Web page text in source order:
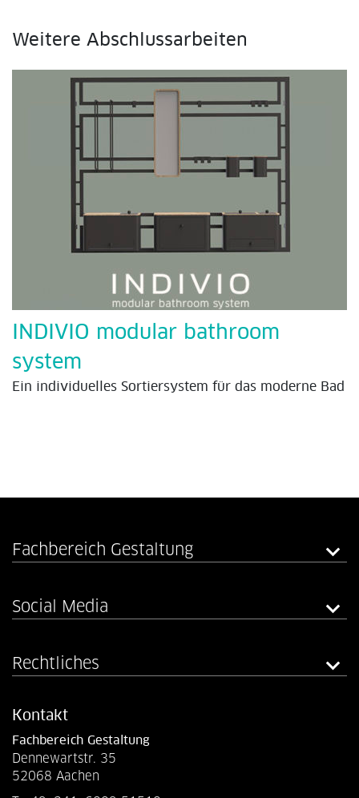
Weitere Abschlussarbeiten
INDIVIO modular bathroom
system
Ein individuelles Sortiersystem für das moderne Bad
Fachbereich Gestaltung
Social Media
Rechtliches
Kontakt
Fachbereich Gestaltung
Dennewartstr. 35
52068 Aachen